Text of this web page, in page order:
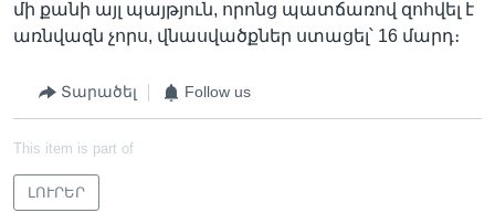
մի քանի այլ պայթյուն, որոնց պատճառով զոհվել է
առնվազն չորս, վնասվածքներ ստացել՝ 16 մարդ։
Տարածել Follow us
This item is part of
ԼՈՒՐԵՐ